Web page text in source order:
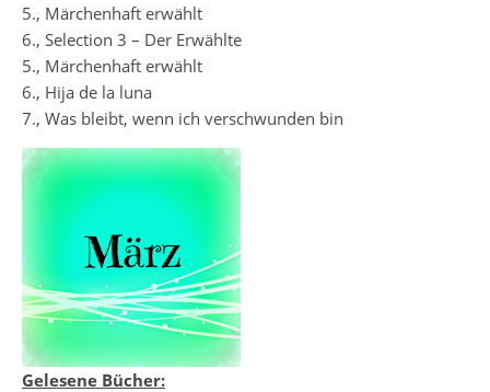
5., Märchenhaft erwählt
6., Selection 3 – Der Erwählte
5., Märchenhaft erwählt
6., Hija de la luna
7., Was bleibt, wenn ich verschwunden bin
Gelesene Bücher: